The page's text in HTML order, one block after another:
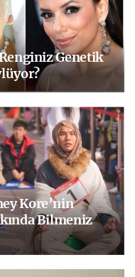
Genetik
Kore’nin
Bilmeniz